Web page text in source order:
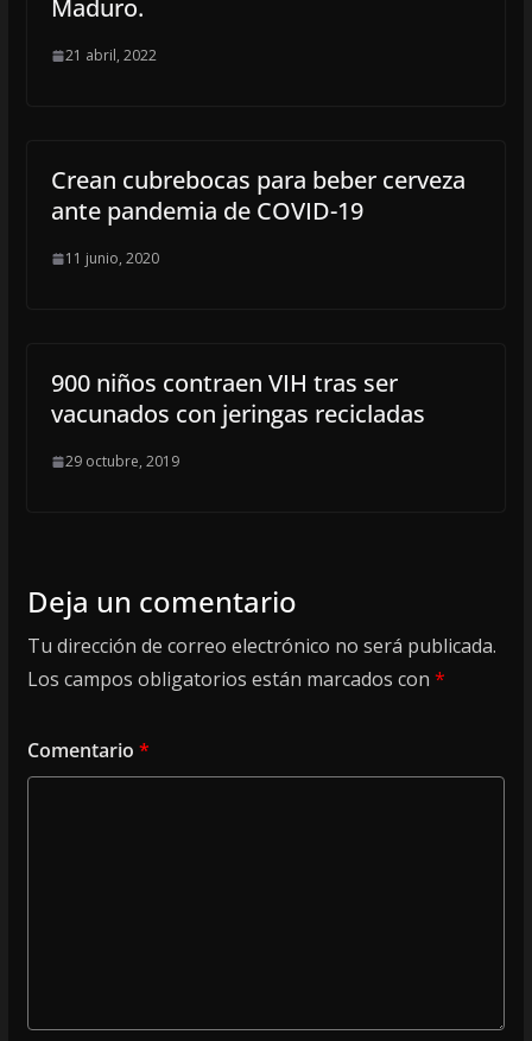
Maduro.
21 abril, 2022
Crean cubrebocas para beber cerveza
ante pandemia de COVID-19
11 junio, 2020
900 niños contraen VIH tras ser
vacunados con jeringas recicladas
29 octubre, 2019
Deja un comentario
Tu dirección de correo electrónico no será publicada.
Los campos obligatorios están marcados con *
Comentario *